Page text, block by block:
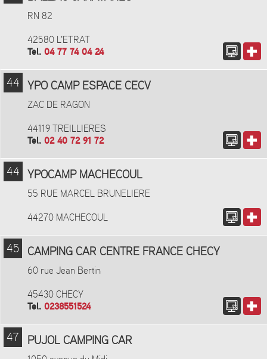
RN 82
42580 L'ETRAT
Tel. 04 77 74 04 24
44 YPO CAMP ESPACE CECV
ZAC DE RAGON
44119 TREILLIERES
Tel. 02 40 72 91 72
44 YPOCAMP MACHECOUL
55 RUE MARCEL BRUNELIERE
44270 MACHECOUL
45 CAMPING CAR CENTRE FRANCE CHECY
60 rue Jean Bertin
45430 CHECY
Tel. 0238551524
47 PUJOL CAMPING CAR